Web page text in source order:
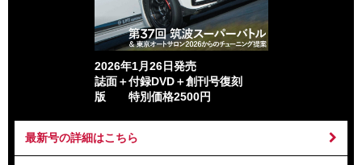
2026年1月26日発売
誌面＋付録DVD＋創刊号復刻
版 特別価格2500円
最新号の詳細はこちら